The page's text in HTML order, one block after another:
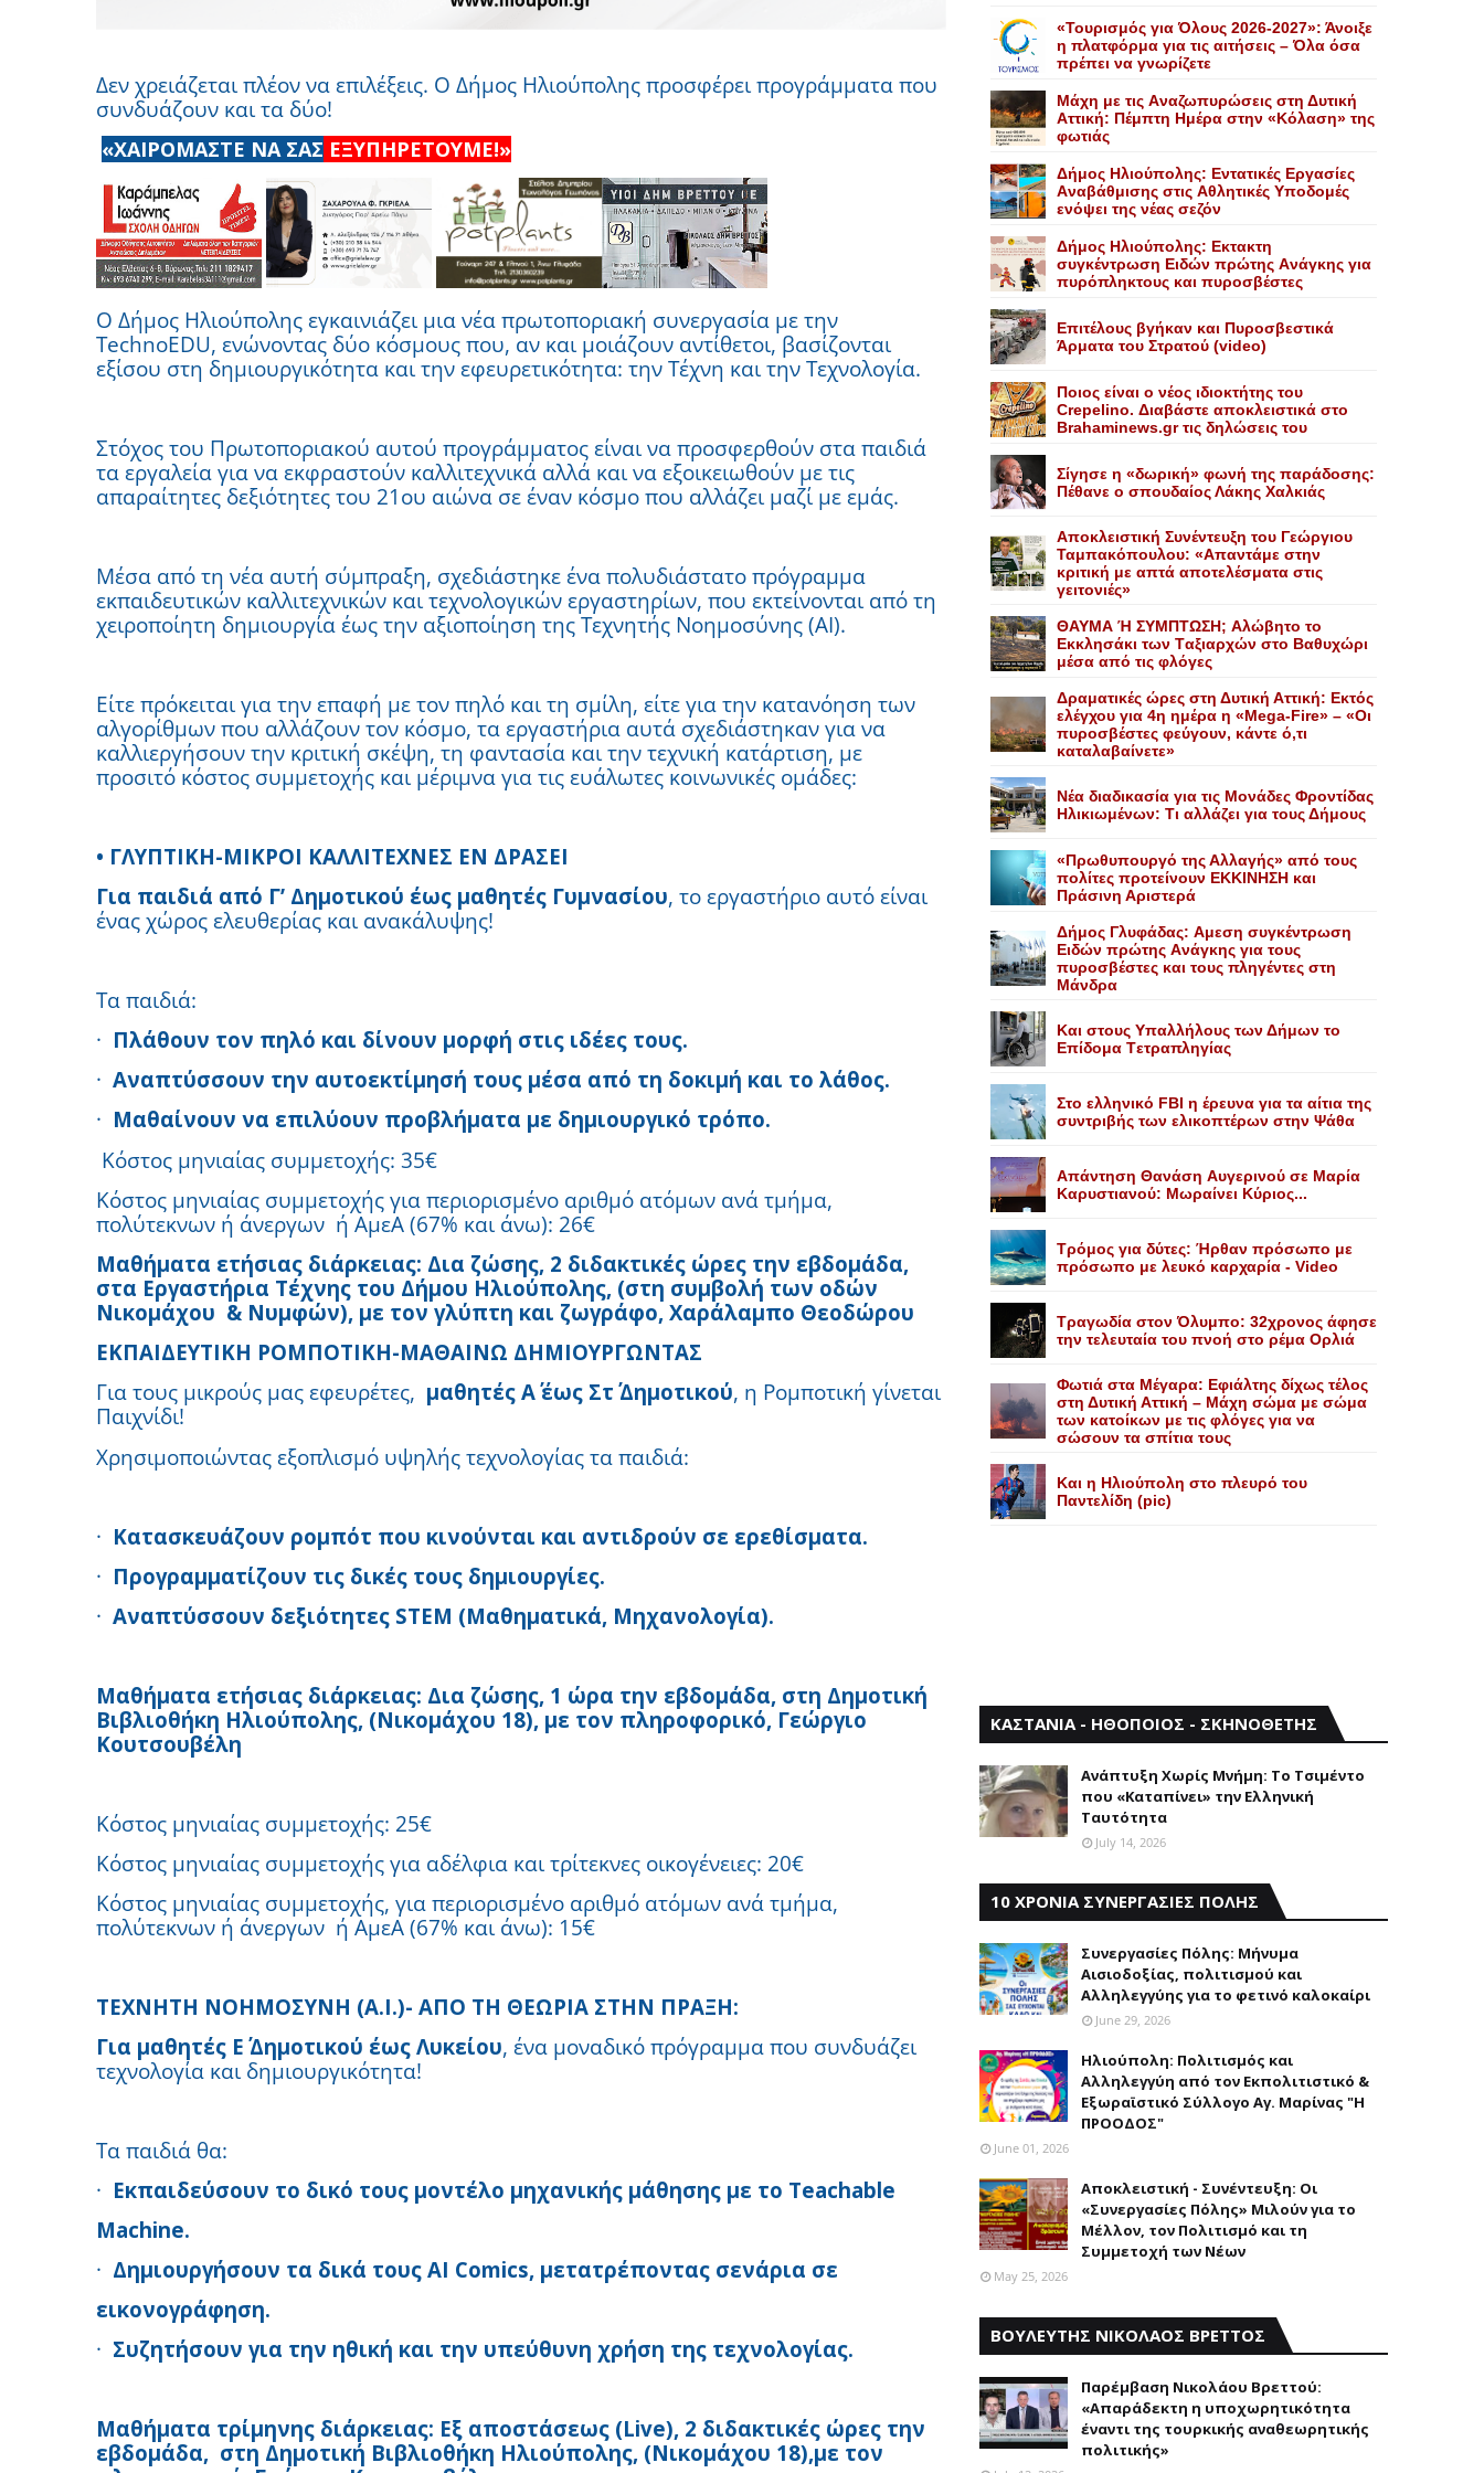
Δεν χρειάζεται πλέον να επιλέξεις. Ο Δήμος Ηλιούπολης προσφέρει προγράμματα που
συνδυάζουν και τα δύο!
«ΧΑΙΡΟΜΑΣΤΕ ΝΑ ΣΑΣ ΕΞΥΠΗΡΕΤΟΥΜΕ!»
Ο Δήμος Ηλιούπολης εγκαινιάζει μια νέα πρωτοποριακή συνεργασία με την
TechnoEDU, ενώνοντας δύο κόσμους που, αν και μοιάζουν αντίθετοι, βασίζονται
εξίσου στη δημιουργικότητα και την εφευρετικότητα: την Τέχνη και την Τεχνολογία.
Στόχος του Πρωτοποριακού αυτού προγράμματος είναι να προσφερθούν στα παιδιά
τα εργαλεία για να εκφραστούν καλλιτεχνικά αλλά και να εξοικειωθούν με τις
απαραίτητες δεξιότητες του 21ου αιώνα σε έναν κόσμο που αλλάζει μαζί με εμάς.
Μέσα από τη νέα αυτή σύμπραξη, σχεδιάστηκε ένα πολυδιάστατο πρόγραμμα
εκπαιδευτικών καλλιτεχνικών και τεχνολογικών εργαστηρίων, που εκτείνονται από τη
χειροποίητη δημιουργία έως την αξιοποίηση της Τεχνητής Νοημοσύνης (AI).
Είτε πρόκειται για την επαφή με τον πηλό και τη σμίλη, είτε για την κατανόηση των
αλγορίθμων που αλλάζουν τον κόσμο, τα εργαστήρια αυτά σχεδιάστηκαν για να
καλλιεργήσουν την κριτική σκέψη, τη φαντασία και την τεχνική κατάρτιση, με
προσιτό κόστος συμμετοχής και μέριμνα για τις ευάλωτες κοινωνικές ομάδες:
• ΓΛΥΠΤΙΚΗ-ΜΙΚΡΟΙ ΚΑΛΛΙΤΕΧΝΕΣ ΕΝ ΔΡΑΣΕΙ
Για παιδιά από Γ’ Δημοτικού έως μαθητές Γυμνασίου, το εργαστήριο αυτό είναι
ένας χώρος ελευθερίας και ανακάλυψης!
Τα παιδιά:
· Πλάθουν τον πηλό και δίνουν μορφή στις ιδέες τους.
· Αναπτύσσουν την αυτοεκτίμησή τους μέσα από τη δοκιμή και το λάθος.
· Μαθαίνουν να επιλύουν προβλήματα με δημιουργικό τρόπο.
Κόστος μηνιαίας συμμετοχής: 35€
Κόστος μηνιαίας συμμετοχής για περιορισμένο αριθμό ατόμων ανά τμήμα,
πολύτεκνων ή άνεργων ή ΑμεΑ (67% και άνω): 26€
Μαθήματα ετήσιας διάρκειας: Δια ζώσης, 2 διδακτικές ώρες την εβδομάδα,
στα Εργαστήρια Τέχνης του Δήμου Ηλιούπολης, (στη συμβολή των οδών
Νικομάχου & Νυμφών), με τον γλύπτη και ζωγράφο, Χαράλαμπο Θεοδώρου
ΕΚΠΑΙΔΕΥΤΙΚΗ ΡΟΜΠΟΤΙΚΗ-ΜΑΘΑΙΝΩ ΔΗΜΙΟΥΡΓΩΝΤΑΣ
Για τους μικρούς μας εφευρέτες, μαθητές Α΄ έως Στ΄ Δημοτικού, η Ρομποτική γίνεται
Παιχνίδι!
Χρησιμοποιώντας εξοπλισμό υψηλής τεχνολογίας τα παιδιά:
· Κατασκευάζουν ρομπότ που κινούνται και αντιδρούν σε ερεθίσματα.
· Προγραμματίζουν τις δικές τους δημιουργίες.
· Αναπτύσσουν δεξιότητες STEM (Μαθηματικά, Μηχανολογία).
Μαθήματα ετήσιας διάρκειας: Δια ζώσης, 1 ώρα την εβδομάδα, στη Δημοτική
Βιβλιοθήκη Ηλιούπολης, (Νικομάχου 18), με τον πληροφορικό, Γεώργιο
Κουτσουβέλη
Κόστος μηνιαίας συμμετοχής: 25€
Κόστος μηνιαίας συμμετοχής για αδέλφια και τρίτεκνες οικογένειες: 20€
Κόστος μηνιαίας συμμετοχής, για περιορισμένο αριθμό ατόμων ανά τμήμα,
πολύτεκνων ή άνεργων ή ΑμεΑ (67% και άνω): 15€
ΤΕΧΝΗΤΗ ΝΟΗΜΟΣΥΝΗ (Α.Ι.)- ΑΠΟ ΤΗ ΘΕΩΡΙΑ ΣΤΗΝ ΠΡΑΞΗ:
Για μαθητές Ε΄ Δημοτικού έως Λυκείου, ένα μοναδικό πρόγραμμα που συνδυάζει
τεχνολογία και δημιουργικότητα!
Τα παιδιά θα:
· Εκπαιδεύσουν το δικό τους μοντέλο μηχανικής μάθησης με το Teachable
Machine.
· Δημιουργήσουν τα δικά τους AI Comics, μετατρέποντας σενάρια σε
εικονογράφηση.
· Συζητήσουν για την ηθική και την υπεύθυνη χρήση της τεχνολογίας.
Μαθήματα τρίμηνης διάρκειας: Εξ αποστάσεως (Live), 2 διδακτικές ώρες την
εβδομάδα, στη Δημοτική Βιβλιοθήκη Ηλιούπολης, (Νικομάχου 18),με τον
«Τουρισμός για Όλους 2026-2027»: Άνοιξε
η πλατφόρμα για τις αιτήσεις – Όλα όσα
πρέπει να γνωρίζετε
Mάχη με τις Aναζωπυρώσεις στη Δυτική
Aττική: Πέμπτη Hμέρα στην «Kόλαση» της
φωτιάς
Δήμος Ηλιούπολης: Eντατικές Eργασίες
Aναβάθμισης στις Aθλητικές Yποδομές
ενόψει της νέας σεζόν
Δήμος Ηλιούπολης: Eκτακτη
συγκέντρωση Eιδών πρώτης Aνάγκης για
πυρόπληκτους και πυροσβέστες
Επιτέλους βγήκαν και Πυροσβεστικά
Άρματα του Στρατού (video)
Ποιος είναι ο νέος ιδιοκτήτης του
Crepelino. Διαβάστε αποκλειστικά στο
Brahaminews.gr τις δηλώσεις του
Σίγησε η «δωρική» φωνή της παράδοσης:
Πέθανε o σπουδαίος Λάκης Xαλκιάς
Αποκλειστική Συνέντευξη του Γεώργιου
Ταμπακόπουλου: «Απαντάμε στην
κριτική με απτά αποτελέσματα στις
γειτονιές»
ΘΑΥΜΑ Ή ΣΥΜΠΤΩΣΗ; Aλώβητο το
Eκκλησάκι των Tαξιαρχών στο Bαθυχώρι
μέσα από τις φλόγες
Δραματικές ώρες στη Δυτική Αττική: Εκτός
ελέγχου για 4η ημέρα η «Mega-Fire» – «Οι
πυροσβέστες φεύγουν, κάντε ό,τι
καταλαβαίνετε»
Nέα διαδικασία για τις Mονάδες Φροντίδας
Hλικιωμένων: Tι αλλάζει για τους Δήμους
«Πρωθυπουργό της Αλλαγής» από τους
πολίτες προτείνουν EKKINHΣΗ και
Πράσινη Αριστερά
Δήμος Γλυφάδας: Aμεση συγκέντρωση
Eιδών πρώτης Aνάγκης για τους
πυροσβέστες και τους πληγέντες στη
Mάνδρα
Kαι στους Yπαλλήλους των Δήμων το
Eπίδομα Tετραπληγίας
Στο ελληνικό FBI η έρευνα για τα αίτια της
συντριβής των ελικοπτέρων στην Ψάθα
Aπάντηση Θανάση Aυγερινού σε Mαρία
Kαρυστιανού: Mωραίνει Kύριος...
Τρόμος για δύτες: Ήρθαν πρόσωπο με
πρόσωπο με λευκό καρχαρία - Video
Τραγωδία στον Όλυμπο: 32χρονος άφησε
την τελευταία του πνοή στο ρέμα Ορλιά
Φωτιά στα Μέγαρα: Εφιάλτης δίχως τέλος
στη Δυτική Αττική – Μάχη σώμα με σώμα
των κατοίκων με τις φλόγες για να
σώσουν τα σπίτια τους
Και η Ηλιούπολη στο πλευρό του
Παντελίδη (pic)
ΚΑΣΤΑΝΙΑ - ΗΘΟΠΟΙΟΣ - ΣΚΗΝΟΘΕΤΗΣ
Aνάπτυξη Xωρίς Mνήμη: Το Τσιμέντο
που «Καταπίνει» την Ελληνική
Ταυτότητα
July 14, 2026
10 ΧΡΟΝΙΑ ΣΥΝΕΡΓΑΣΙΕΣ ΠΟΛΗΣ
Συνεργασίες Πόλης: Mήνυμα
Aισιοδοξίας, πολιτισμού και
Aλληλεγγύης για το φετινό καλοκαίρι
June 29, 2026
Ηλιούπολη: Πολιτισμός και
Aλληλεγγύη από τον Εκπολιτιστικό &
Εξωραϊστικό Σύλλογο Αγ. Μαρίνας "Η
ΠΡΟΟΔΟΣ"
June 01, 2026
Αποκλειστική - Συνέντευξη: Οι
«Συνεργασίες Πόλης» Μιλούν για το
Μέλλον, τον Πολιτισμό και τη
Συμμετοχή των Νέων
May 25, 2026
ΒΟΥΛΕΥΤΗΣ ΝΙΚΟΛΑΟΣ ΒΡΕΤΤΟΣ
Παρέμβαση Nικολάου Bρεττού:
«Aπαράδεκτη η υποχωρητικότητα
έναντι της τουρκικής αναθεωρητικής
πολιτικής»